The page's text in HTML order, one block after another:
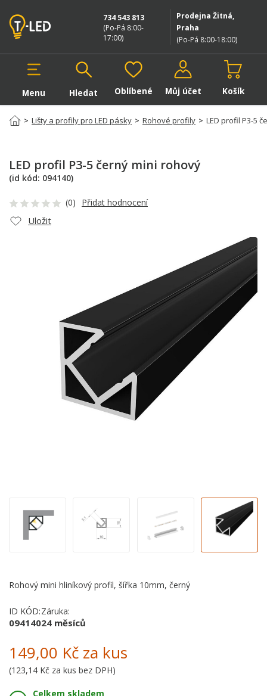
Prodejna Žitná,
Praha
(Po-Pá 8:00-18:00)
734 543 813
(Po-Pá 8:00-
17:00)
Menu Hledat
Hledat v produktech
Oblíbené Můj účet Košík
> Lišty a profily pro LED pásky > Rohové profily > LED profil P3-5
LED profil P3-5 černý mini rohový
(id kód: 094140)
(0) Přidat hodnocení
Uložit
Rohový mini hliníkový profil, šířka 10mm, černý
ID KÓD:
094140
Záruka:
24 měsíců
149,00 Kč za kus
(123,14 Kč za kus bez DPH)
Celkem skladem